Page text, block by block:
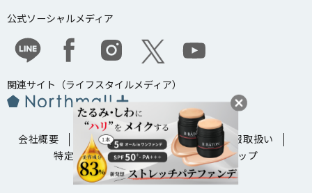
公式ソーシャルメディア
関連サイト（ライフスタイルメディア）
会社概要 法人・企業様向け窓口
個人情報取扱い
特定商取引法に基づく表示
サイトマップ
Copyright ©2026e-LogiT Co.,Ltd.